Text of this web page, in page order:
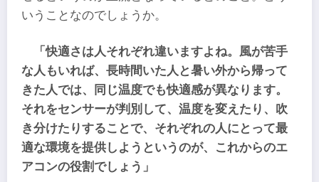
いうことなのでしょうか。
「快適さは人それぞれ違いますよね。風が苦手
な人もいれば、長時間いた人と暑い外から帰って
きた人では、同じ温度でも快適感が異なります。
それをセンサーが判別して、温度を変えたり、吹
き分けたりすることで、それぞれの人にとって最
適な環境を提供しようというのが、これからのエ
アコンの役割でしょう」